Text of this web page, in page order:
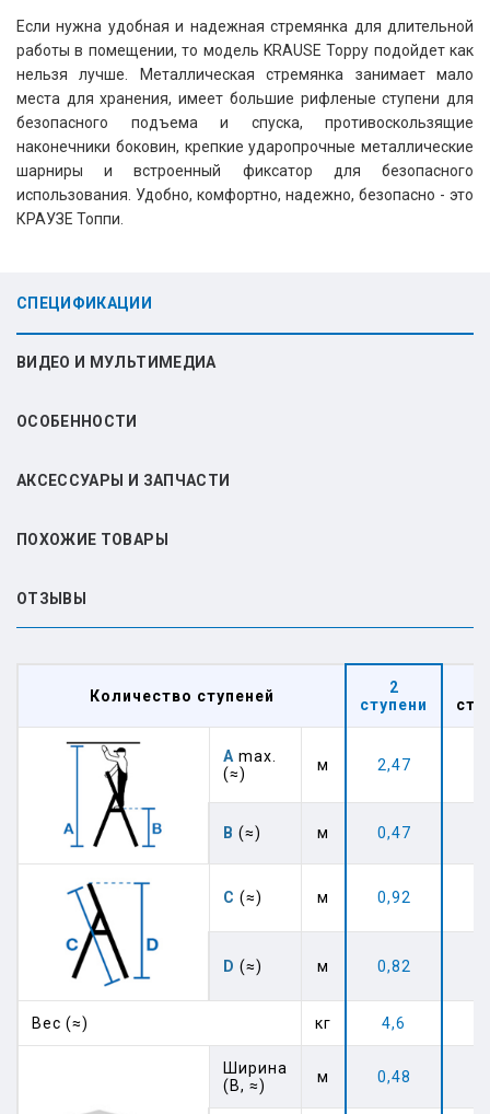
Если нужна удобная и надежная стремянка для длительной
работы в помещении, то модель KRAUSE Toppy подойдет как
нельзя лучше. Металлическая стремянка занимает мало
места для хранения, имеет большие рифленые ступени для
безопасного подъема и спуска, противоскользящие
наконечники боковин, крепкие ударопрочные металлические
шарниры и встроенный фиксатор для безопасного
использования. Удобно, комфортно, надежно, безопасно - это
КРАУЗЕ Топпи.
СПЕЦИФИКАЦИИ
ВИДЕО И МУЛЬТИМЕДИА
ОСОБЕННОСТИ
АКСЕССУАРЫ И ЗАПЧАСТИ
ПОХОЖИЕ ТОВАРЫ
ОТЗЫВЫ
Количество ступеней
2
ступени
А max.
(≈)
м 2,47
В (≈) м 0,47
C (≈) м 0,92
D (≈) м 0,82
Вес (≈) кг 4,6
Ширина
(В, ≈)
м 0,48